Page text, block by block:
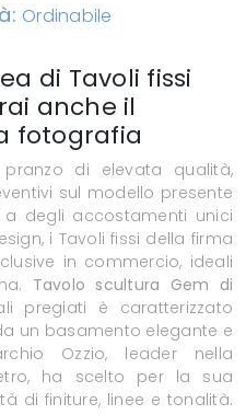
Ordinabile
di Tavoli fissi
anche il
fotografia
di elevata qualità,
sul modello presente
degli accostamenti unici
i Tavoli fissi della firma
in commercio, ideali
Tavolo scultura Gem di
pregiati è caratterizzato
un basamento elegante e
Ozzio, leader nella
ha scelto per la sua
di finiture, linee e tonalità.